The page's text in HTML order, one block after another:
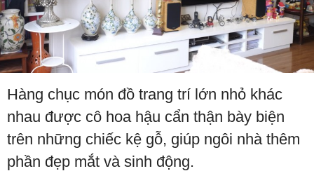
Hàng chục món đồ trang trí lớn nhỏ khác
nhau được cô hoa hậu cẩn thận bày biện
trên những chiếc kệ gỗ, giúp ngôi nhà thêm
phần đẹp mắt và sinh động.